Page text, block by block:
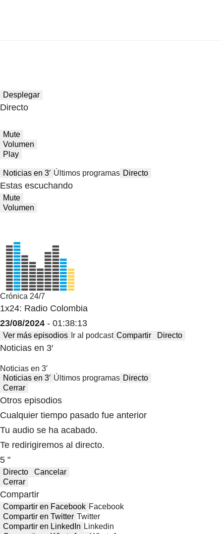
Desplegar
Directo
Mute
Volumen
Play
Noticias en 3′ Últimos programas Directo
Estas escuchando
Mute
Volumen
Crónica 24/7
1x24: Radio Colombia
23/08/2024 - 01:38:13
Ver más episodios Ir al podcast Compartir Directo
Noticias en 3′
Noticias en 3′
Noticias en 3′ Últimos programas Directo
Cerrar
Otros episodios
Cualquier tiempo pasado fue anterior
Tu audio se ha acabado.
Te redirigiremos al directo.
5 "
Directo
Cancelar
Cerrar
Compartir
Compartir en Facebook Facebook
Compartir en Twitter Twitter
Compartir en LinkedIn Linkedin